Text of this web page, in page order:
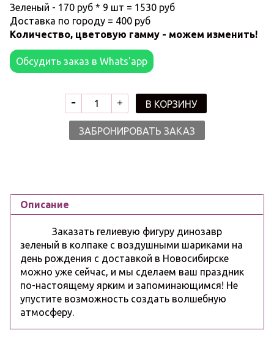
Зеленый - 170 руб * 9 шт = 1530 руб
Доставка по городу = 400 руб
Количество, цветовую гамму - можем изменить!
Обсудить заказ в Whats'app
В КОРЗИНУ
ЗАБРОНИРОВАТЬ ЗАКАЗ
Описание
Заказать гелиевую фигуру динозавр
зеленый в колпаке с воздушными шариками на
день рождения с доставкой в Новосибирске
можно уже сейчас, и мы сделаем ваш праздник
по-настоящему ярким и запоминающимся! Не
упустите возможность создать волшебную
атмосферу.